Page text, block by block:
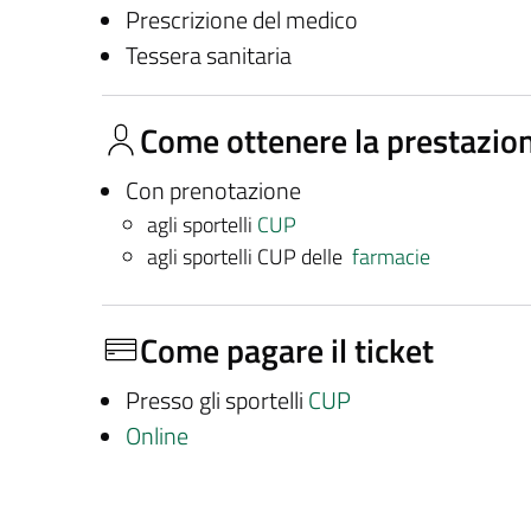
Prescrizione del medico
Tessera sanitaria
Come ottenere la
Con prenotazione
agli sportelli CUP
agli sportelli CUP delle farmacie
Come pagare il ticket
Presso gli sportelli CUP
Online